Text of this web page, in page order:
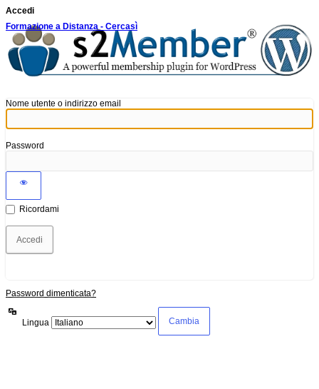
Accedi
Formazione a Distanza - Cercasì
Nome utente o indirizzo email
Password
Ricordami
Password dimenticata?
Lingua